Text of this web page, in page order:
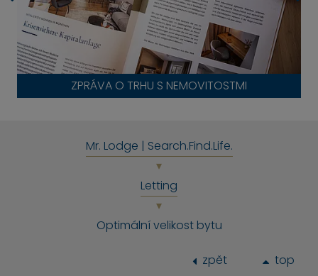
ZPRÁVA O TRHU S NEMOVITOSTMI
Mr. Lodge | Search.Find.Life.
Letting
Optimální velikost bytu
zpět top